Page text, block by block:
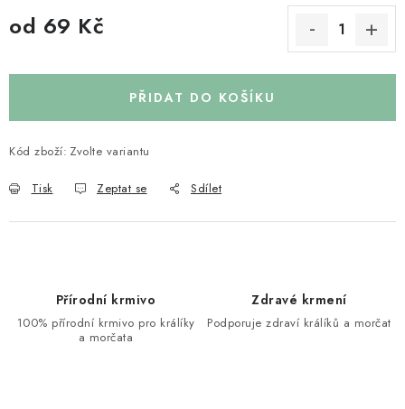
od 69 Kč
PŘIDAT DO KOŠÍKU
Kód zboží: Zvolte variantu
Tisk Zeptat se Sdílet
Přírodní krmivo
100% přírodní krmivo pro králíky
a morčata
Zdravé krmení
Podporuje zdraví králíků a morčat